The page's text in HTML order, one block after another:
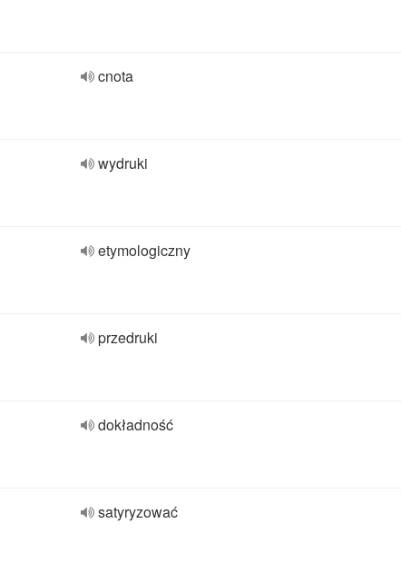
cnota
wydruki
etymologiczny
przedruki
dokładność
satyryzować